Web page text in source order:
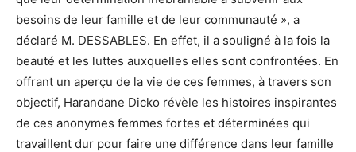
besoins de leur famille et de leur communauté », a
déclaré M. DESSABLES. En effet, il a souligné à la fois la
beauté et les luttes auxquelles elles sont confrontées. En
offrant un aperçu de la vie de ces femmes, à travers son
objectif, Harandane Dicko révèle les histoires inspirantes
de ces anonymes femmes fortes et déterminées qui
travaillent dur pour faire une différence dans leur famille